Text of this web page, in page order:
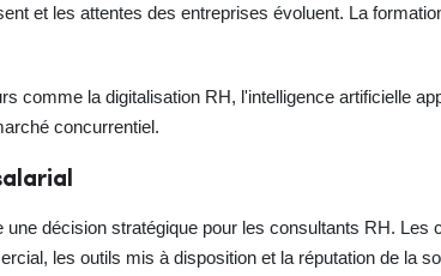
et les attentes des entreprises évoluent. La
comme la digitalisation RH, l'intelligence artificielle
concurrentiel.
décision stratégique pour les consultants RH. Les
les outils mis à disposition et la réputation de la